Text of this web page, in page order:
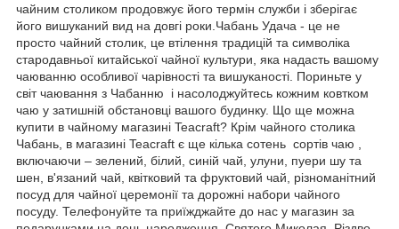
чайним столиком продовжує його термін служби і зберігає
його вишуканий вид на довгі роки.Чабань Удача - це не
просто чайний столик, це втілення традицій та символіка
стародавньої китайської чайної культури, яка надасть вашому
чаюванню особливої чарівності та вишуканості. Пориньте у
світ чаювання з Чабанню і насолоджуйтесь кожним ковтком
чаю у затишній обстановці вашого будинку. Що ще можна
купити в чайному магазині Teacraft? Крім чайного столика
Чабань, в магазині Teacraft є ще кілька сотень сортів чаю ,
включаючи – зелений, білий, синій чай, улуни, пуери шу та
шен, в'язаний чай, квітковий та фруктовий чай, різноманітний
посуд для чайної церемонії та дорожні набори чайного
посуду. Телефонуйте та приїжджайте до нас у магазин за